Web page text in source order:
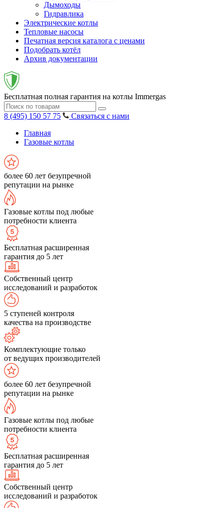
Дымоходы
Гидравлика
Электрические котлы
Тепловые насосы
Печатная версия каталога с ценами
Подобрать котёл
Архив документации
Бесплатная полная гарантия на котлы Immergas
8 (495) 150 57 75
Связаться с нами
Главная
Газовые котлы
более 60 лет безупречной
репутации на рынке
Газовые котлы под любые
потребности клиента
Бесплатная расширенная
гарантия до 5 лет
Собственный центр
исследований и разработок
5 ступеней контроля
качества на производстве
Комплектующие только
от ведущих производителей
более 60 лет безупречной
репутации на рынке
Газовые котлы под любые
потребности клиента
Бесплатная расширенная
гарантия до 5 лет
Собственный центр
исследований и разработок